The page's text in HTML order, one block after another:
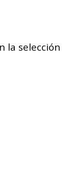
la selección